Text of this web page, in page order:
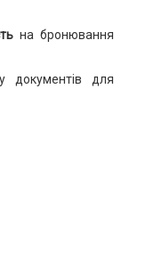
на бронювання
документів для